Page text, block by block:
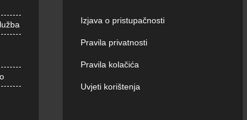
Izjava o pristupačnosti
Pravila privatnosti
Pravila kolačića
Uvjeti korištenja